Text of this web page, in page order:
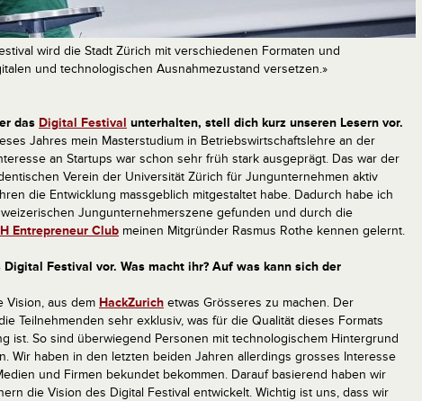
wird die Stadt Zürich mit verschiedenen Formaten und
und technologischen Ausnahmezustand versetzen.»
das Digital Festival unterhalten, stell dich kurz unseren Lesern vor.
Jahres mein Masterstudium in Betriebswirtschaftslehre an der
an Startups war schon sehr früh stark ausgeprägt. Das war der
Verein der Universität Zürich für Jungunternehmen aktiv
die Entwicklung massgeblich mitgestaltet habe. Dadurch habe ich
Jungunternehmerszene gefunden und durch die
Entrepreneur Club meinen Mitgründer Rasmus Rothe kennen gelernt.
Festival vor. Was macht ihr? Auf was kann sich der
Vision, aus dem HackZurich etwas Grösseres zu machen. Der
Teilnehmenden sehr exklusiv, was für die Qualität dieses Formats
ist. So sind überwiegend Personen mit technologischem Hintergrund
Wir haben in den letzten beiden Jahren allerdings grosses Interesse
und Firmen bekundet bekommen. Darauf basierend haben wir
die Vision des Digital Festival entwickelt. Wichtig ist uns, dass wir